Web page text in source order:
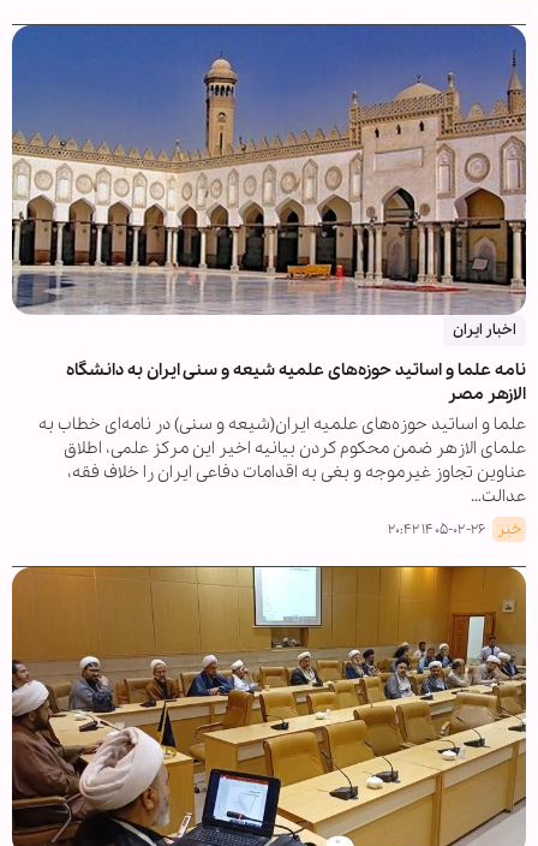
اخبار ایران
نامه علما و اساتید حوزه‌های علمیه شیعه و سنی ایران به دانشگاه
الازهر مصر
علما و اساتید حوزه‌های علمیه ایران(شیعه و سنی) در نامه‌ای خطاب به
علمای الازهر ضمن محکوم کردن بیانیه اخیر این مرکز علمی، اطلاق
عناوین تجاوز غیرموجه و بغی به اقدامات دفاعی ایران را خلاف فقه،
عدالت…
خبر ۱۴۰۵-۰۲-۲۶ ۲۰:۴۲